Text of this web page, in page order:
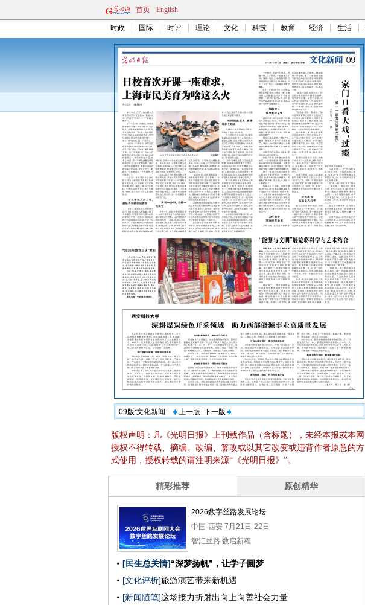
首页 English
时政 国际 时评 理论 文化 科技 教育 经济 生活
09版:文化新闻 上一版 下一版
版权声明：凡《光明日报》上刊载作品（含标题），未经本报或本网
授权不得转载、摘编、改编、篡改或以其它改变或违背作者原意的方
式使用，授权转载的请注明来源“《光明日报》”。